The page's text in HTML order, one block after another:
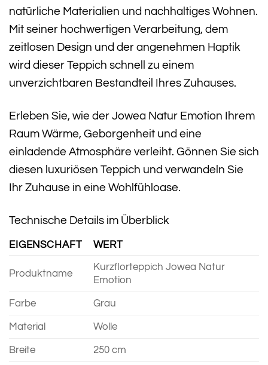
natürliche Materialien und nachhaltiges Wohnen.
Mit seiner hochwertigen Verarbeitung, dem
zeitlosen Design und der angenehmen Haptik
wird dieser Teppich schnell zu einem
unverzichtbaren Bestandteil Ihres Zuhauses.
Erleben Sie, wie der Jowea Natur Emotion Ihrem
Raum Wärme, Geborgenheit und eine
einladende Atmosphäre verleiht. Gönnen Sie sich
diesen luxuriösen Teppich und verwandeln Sie
Ihr Zuhause in eine Wohlfühloase.
Technische Details im Überblick
EIGENSCHAFT WERT
Produktname
Kurzflorteppich Jowea Natur
Emotion
Farbe Grau
Material Wolle
Breite 250 cm